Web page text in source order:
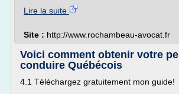
Lire la suite
Site : http://www.rochambeau-avocat.fr
Voici comment obtenir votre
conduire Québécois
4.1 Téléchargez gratuitement mon guide!